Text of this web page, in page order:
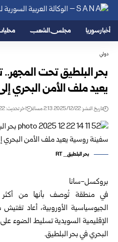
أخبار سوريا مجلس الشعب
دولي
بحر البلطيق تحت
يعيد ملف الأمن البحري
تاريخ النشر: 2025/12/22 2:13 مساءً اخر تحديث: 2025/12/22 2:13 مساءً
بحر البلطيق_ RT
بروكسل-سانا
في منطقة تُوصف بأنها من أكثر
الجيوسياسية الأوروبية، أعاد
الإقليمية السويدية تسليط الضوء
البحري في بحر البلطيق.